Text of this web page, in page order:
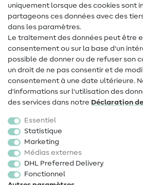
Contact
Changement de propriétaire
FAQ
Droit de rétractation
Populaire
Accessoires de couture
Promotions
uniquement lorsque des cookies sont
partageons ces données avec des
dans les paramètres.
Le traitement des données peut être
consentement ou sur la base d'un
possible de donner ou de refuser son
un droit de ne pas consentir et de
consentement à une date ultérieure.
d'informations sur l'utilisation des
des services dans notre Déclaration
Essentiel
Statistique
Marketing
Médias externes
DHL Preferred Delivery
Fonctionnel